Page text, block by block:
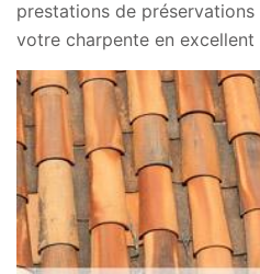
prestations de
votre charpente en excellent